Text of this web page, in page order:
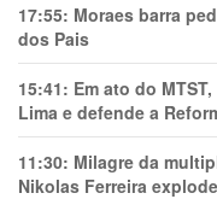
17:55: Moraes barra
dos Pais
15:41: Em ato do
Lima e defende a
11:30: Milagre da
Nikolas Ferreira